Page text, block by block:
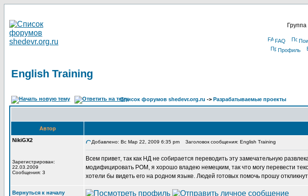
FAQ
Профиль
English Training
Список форумов shedevr.org.ru -> Разрабатываемые проекты
Автор
NikiGX2
Зарегистрирован:
22.03.2009
Сообщения: 3
Добавлено: Вс Мар 22, 2009 6:35 pm Заголовок сообщения: English Training
Всем привет, так как НД не собирается переводить эту замечательную
модифицировать РОМ, я хорошо владею немецким, так что могу перевести
хотели бы видеть его на родном языке. Людей готовых помочь прошу
Вернуться к началу